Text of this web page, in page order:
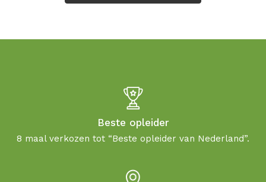
Beste opleider
8 maal verkozen tot “Beste opleider van Nederland”.